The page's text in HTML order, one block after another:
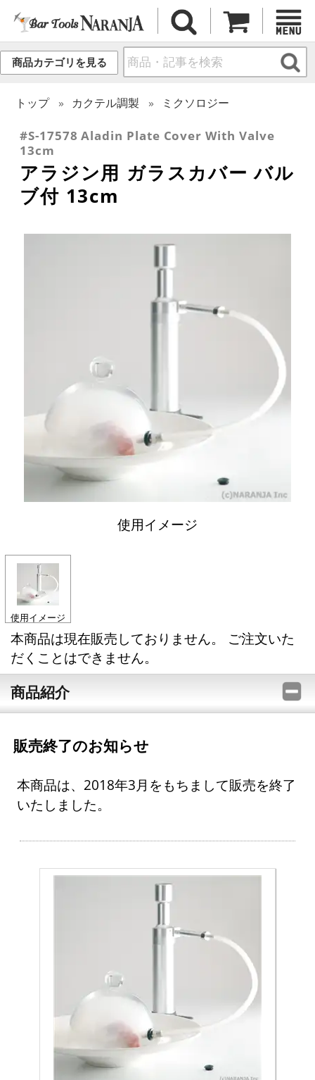
商品カテゴリを見る
トップ カクテル調製 ミクソロジー
#S-17578 Aladin Plate Cover With Valve
13cm
アラジン用 ガラスカバー バル
ブ付 13cm
使用イメージ
使用イメージ
本商品は現在販売しておりません。 ご注文いた
だくことはできません。
商品紹介
販売終了のお知らせ
本商品は、2018年3月をもちまして販売を終了
いたしました。